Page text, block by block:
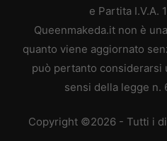
e Partita I.V.A.
Queenmakeda.it non è
quanto viene aggiornato
può pertanto considerarsi
sensi della legge n.
Copyright ©2026 - Tutti i